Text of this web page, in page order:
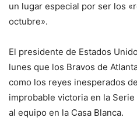
un lugar especial por ser los
octubre».
El presidente de Estados
lunes que los Bravos de
como los reyes inesperados
improbable victoria en la
al equipo en la Casa Blanca.